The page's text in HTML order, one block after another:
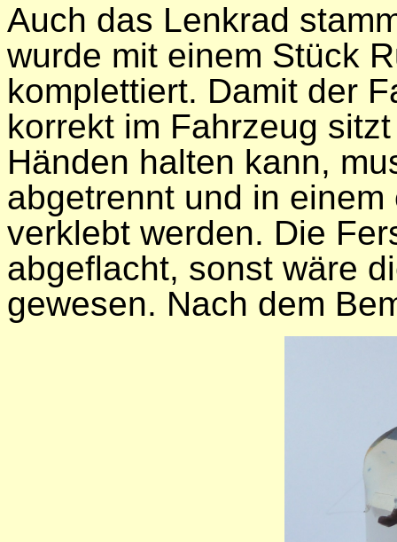
Auch das Lenkrad
wurde mit einem Stück
komplettiert. Damit der
korrekt im Fahrzeug
Händen halten kann,
abgetrennt und in
verklebt werden. Die
abgeflacht, sonst wäre
gewesen. Nach dem